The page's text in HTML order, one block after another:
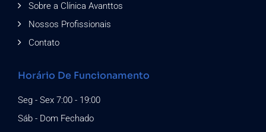
Sobre a Clínica Avanttos
Nossos Profissionais
Contato
Horário De Funcionamento
Seg - Sex 7:00 - 19:00
Sáb - Dom Fechado